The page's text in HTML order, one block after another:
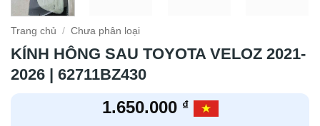
Trang chủ / Chưa phân loại
KÍNH HÔNG SAU TOYOTA VELOZ 2021-
2026 | 62711BZ430
1.650.000 ₫